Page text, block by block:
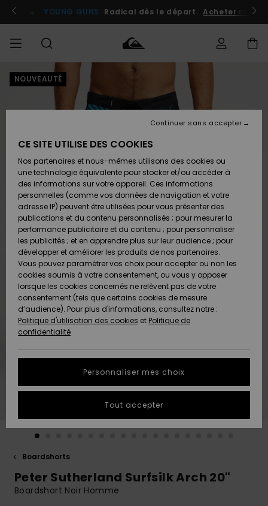
l'information
le
Se connecter / s'inscrire
YOUNG GUNS Radical dès le départ. Acheter
HOMME Vêtements
Chaussures
& Tongs
Surf
Snow
Nouveautés
A
Découvrir
Vêtements
Chaussures
& Tongs
Surf
Snow
Nouveautés
A
Découvrir
FEMME
Shop
A
Découvrir
Snow
SURF
Surf
Shop
Homme
Surf
Shop
Enfant
Highlights
Communauté
SNOW
Snow
Shop
Homme
Snow
Shop
Enfant
Snow
Shop
Femme
A
Découvrir
Communauté
OUTLET
Outlet
Homme
Enfant
Outlet
Femme
AIDE &
CONTACT
ma
commande
Retours
Paiement
Carte
Cadeau
Quiksilver
Freedom
Protection
des
tailles
plus rapide
à votre
MAGASINS
QUIKSILVER
NOUVEAUTÉ
Boardshorts
Peter Sutherland Surfsilk Arch 20"
Boardshort Noir Homme
CE SITE UTILISE DES COOKIES
Nos partenaires et nous-mêmes utilisons des cookies ou
une technologie équivalente pour stocker et/ou accéder à
des informations sur votre appareil. Ces informations
personnelles (comme vos données de navigation et votre
adresse IP) peuvent être utilisées pour vous présenter des
publications et du contenu personnalisés ; pour mesurer la
performance publicitaire et du contenu ; pour personnaliser
les publicités ; et en apprendre plus sur leur audience ; pour
développer et améliorer les produits de nos partenaires.
Vous pouvez paramétrer vos choix pour accepter ou non les
cookies soumis à votre consentement, ou vous y opposer
lorsque les cookies concernés ne relèvent pas de votre
consentement (tels que certains cookies de mesure
d’audience). Pour plus d'informations, consultez notre :
Politique d'utilisation des cookies et Politique de
confidentialité
Personnaliser mes choix
Continuer sans accepter
Tout accepter